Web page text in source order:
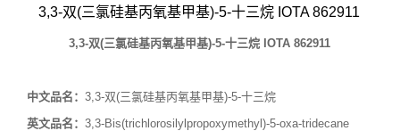
3,3-双(三氯硅基丙氧基甲基)-5-十三烷 IOTA 862911
3,3-双(三氯硅基丙氧基甲基)-5-十三烷 IOTA 862911
中文品名： 3,3-双(三氯硅基丙氧基甲基)-5-十三烷
英文品名： 3,3-Bis(trichlorosilylpropoxymethyl)-5-oxa-tridecane